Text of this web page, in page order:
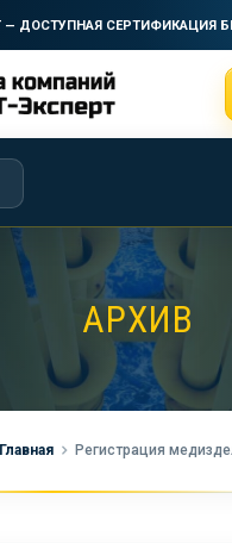
— ДОСТУПНАЯ СЕРТИФИКАЦИЯ
ГОСТ-ЭКСПЕРТ
РАБОТ
АРХИВ
Главная Регистрация